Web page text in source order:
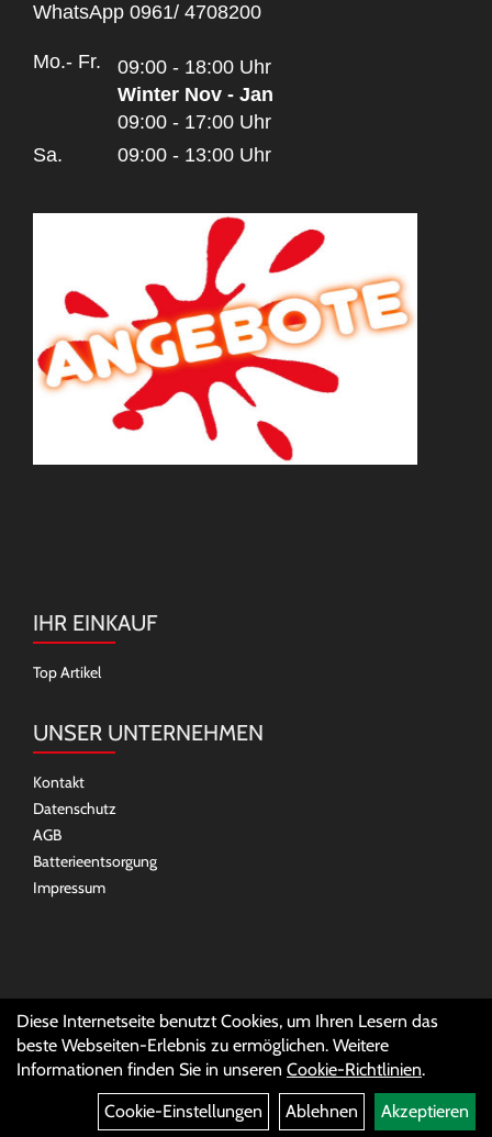
WhatsApp 0961/ 4708200
Mo.- Fr. 09:00 - 18:00 Uhr
Winter Nov - Jan
09:00 - 17:00 Uhr
Sa.
09:00 - 13:00 Uhr
IHR EINKAUF
Top Artikel
UNSER UNTERNEHMEN
Kontakt
Datenschutz
AGB
Batterieentsorgung
Impressum
SOCIAL MEDIA
Diese Internetseite benutzt Cookies, um Ihren Lesern das
beste Webseiten-Erlebnis zu ermöglichen. Weitere
Informationen finden Sie in unseren Cookie-Richtlinien.
Cookie-Einstellungen
Ablehnen Akzeptieren